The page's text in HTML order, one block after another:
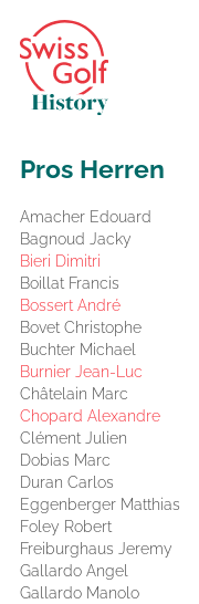
Pros Herren
Amacher Edouard
Bagnoud Jacky
Bieri Dimitri
Boillat Francis
Bossert André
Bovet Christophe
Buchter Michael
Burnier Jean-Luc
Châtelain Marc
Chopard Alexandre
Clément Julien
Dobias Marc
Duran Carlos
Eggenberger Matthias
Foley Robert
Freiburghaus Jeremy
Gallardo Angel
Gallardo Manolo